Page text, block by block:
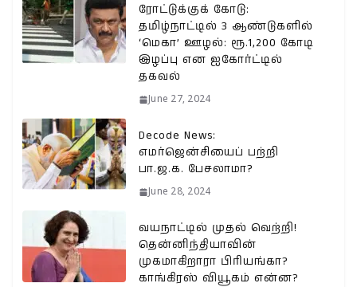
ரோட்டுக்குக் கோடு:
தமிழ்நாட்டில் 3 ஆண்டுகளில்
‘மெகா’ ஊழல்: ரூ.1,200 கோடி
இழப்பு என ஐகோர்ட்டில்
தகவல்
June 27, 2024
Decode News:
எமர்ஜென்சியைப் பற்றி
பா.ஜ.க. பேசலாமா?
June 28, 2024
வயநாட்டில் முதல் வெற்றி!
தென்னிந்தியாவின்
முகமாகிறாரா பிரியங்கா?
காங்கிரஸ் வியூகம் என்ன?